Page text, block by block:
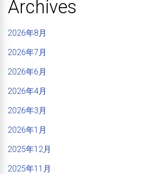
Archives
2026年8月
2026年7月
2026年6月
2026年4月
2026年3月
2026年1月
2025年12月
2025年11月